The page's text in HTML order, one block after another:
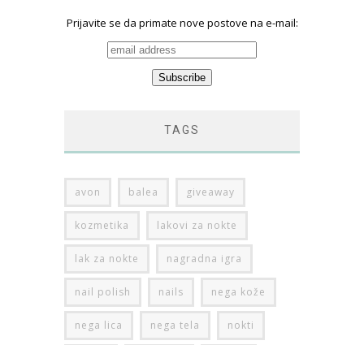
Prijavite se da primate nove postove na e-mail:
TAGS
avon balea giveaway
kozmetika lakovi za nokte
lak za nokte nagradna igra
nail polish nails nega kože
nega lica nega tela nokti